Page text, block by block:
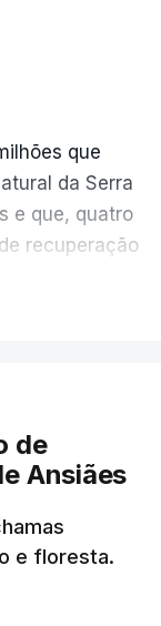
que
da Serra
e que, quatro
recuperação
de
Ansiães
e floresta.